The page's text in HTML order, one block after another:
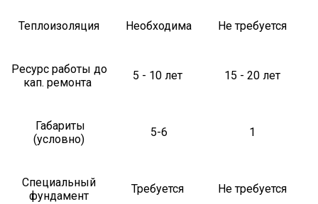
Теплоизоляция Необходима Не требуется
Ресурс работы до
кап. ремонта
5 - 10 лет 15 - 20 лет
Габариты
(условно)
5-6 1
Специальный
фундамент
Требуется Не требуется